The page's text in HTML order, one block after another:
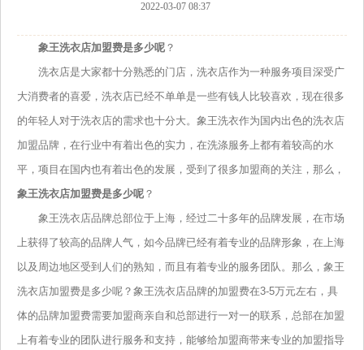
2022-03-07 08:37
象王洗衣店加盟费是多少呢 ？
洗衣店是大家都十分熟悉的门店，洗衣店作为一种服务项目深受广
大消费者的喜爱，洗衣店已经不单单是一些有钱人比较喜欢，现在很多
的年轻人对于洗衣店的需求也十分大。象王洗衣作为国内出色的洗衣店
加盟品牌，在行业中有着出色的实力，在洗涤服务上都有着较高的水
平，项目在国内也有着出色的发展，受到了很多加盟商的关注，那么，
象王洗衣店加盟费是多少呢 ？
象王洗衣店品牌总部位于上海，经过二十多年的品牌发展，在市场
上获得了较高的品牌人气，如今品牌已经有着专业的品牌形象，在上海
以及周边地区受到人们的熟知，而且有着专业的服务团队。那么，象王
洗衣店加盟费是多少呢？象王洗衣店品牌的加盟费在3-5万元左右，具
体的品牌加盟费需要加盟商亲自和总部进行一对一的联系，总部在加盟
上有着专业的团队进行服务和支持，能够给加盟商带来专业的加盟指导